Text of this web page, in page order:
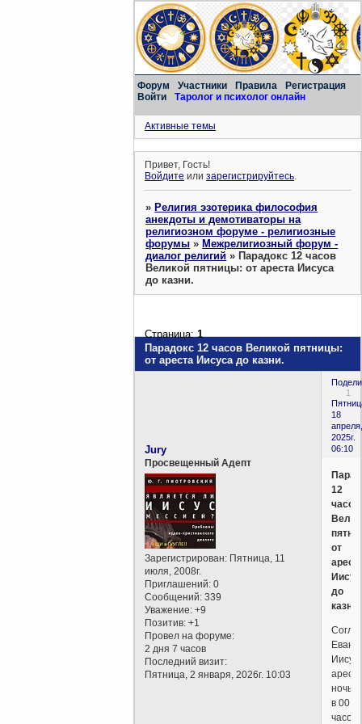
Форум Участники Правила
Регистрация
Войти
Таролог и психолог онлайн
Активные темы
Привет, Гость!
Войдите илизарегистрируйтесь.
»Религия эзотерика философия
анекдоты и демотиваторы на
религиозном форуме - религиозные
форумы »Межрелигиозный форум -
диалог религий »Парадокс 12 часов
Великой пятницы: от ареста Иисуса
до казни.
Парадокс 12 часов Великой пятницы:
от ареста Иисуса до казни.
Страница:1
1
18
апреля,
2025г.
06:10
Jury
Просвещенный Адепт
Зарегистрирован: Пятница, 11
июля, 2008г.
Приглашений: 0
Сообщений: 339
Уважение: +9
Позитив: +1
Провел на форуме:
2 дня 7 часов
Последний визит:
Пятница, 2 января, 2026г. 10:03
12
часов
от
до
казни.
ночью
в 00
часов